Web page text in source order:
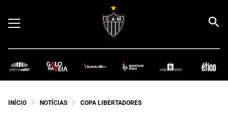
INÍCIO NOTÍCIAS COPA LIBERTADORES